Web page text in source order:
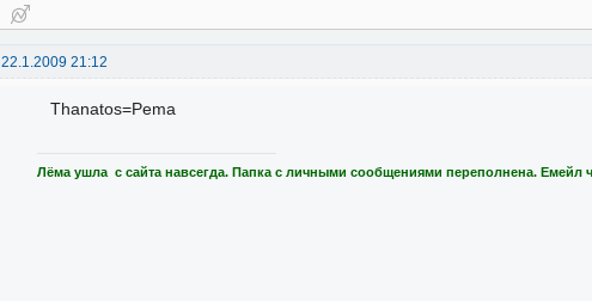
22.1.2009 21:12
Thanatos=Pema
Лёма ушла с сайта навсегда. Папка с личными сообщениями переполнена. Емейл